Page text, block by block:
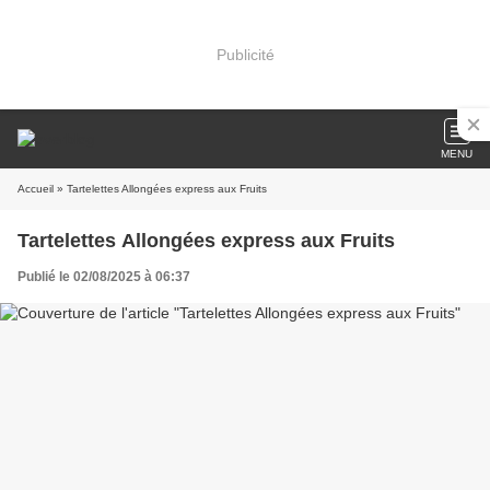
Publicité
MENU
Accueil » Tartelettes Allongées express aux Fruits
Tartelettes Allongées express aux Fruits
Publié le 02/08/2025 à 06:37